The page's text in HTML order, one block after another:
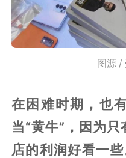
图源 /
在困难时期，也
当“黄牛”，因为
店的利润好看一些